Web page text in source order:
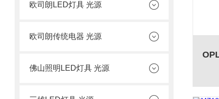
欧司朗LED灯具 光源
欧司朗传统电器 光源
佛山照明LED灯具 光源